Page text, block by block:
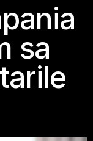
sa